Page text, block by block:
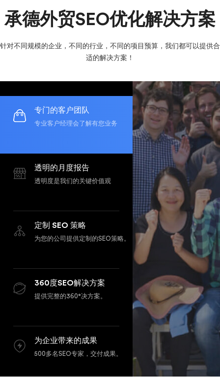
承德外贸SEO优化解决方案
针对不同规模的企业，不同的行业，不同的项目预算，我们都可以提供合
适的解决方案！
专门的客户团队
专业客户经理会了解有您业务
透明的月度报告
透明度是我们的关键价值观
定制 SEO 策略
为您的公司提供定制的SEO策略。
360度SEO解决方案
提供完整的360°决方案。
为企业带来的成果
500多名SEO专家，交付成果。